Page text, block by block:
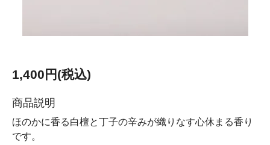
1,400円(税込)
商品説明
ほのかに香る白檀と丁子の辛みが織りなす心休まる香り
です。